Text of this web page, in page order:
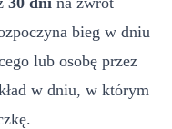
bieg w dniu
lub osobę przez
w dniu, w którym